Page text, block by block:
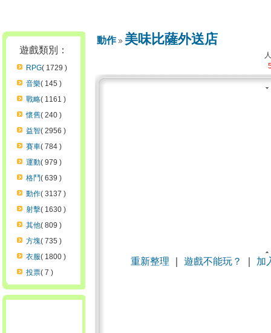
遊戲類別：
RPG( 1729 )
音樂( 145 )
戰略( 1161 )
懷舊( 240 )
益智( 2956 )
賽車( 784 )
運動( 979 )
格鬥( 639 )
動作( 3137 )
射擊( 1630 )
其他( 809 )
方塊( 735 )
衣服( 1800 )
投票( 7 )
動作 美味比薩外送店
重新整理 遊戲不能玩？ 加